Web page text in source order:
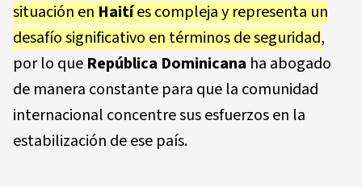
situación en Haitíes compleja y representa un
desafío significativo en términos de seguridad,
por lo que República Dominicana ha abogado
de manera constante para que la comunidad
internacional concentre sus esfuerzos en la
estabilización de ese país.